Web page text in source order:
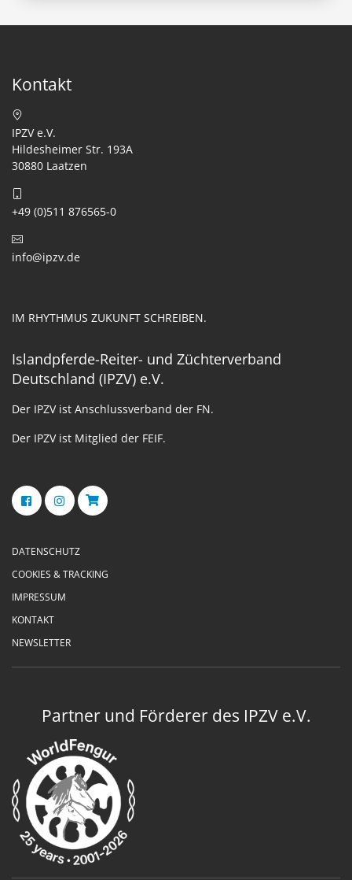
Kontakt
IPZV e.V.
Hildesheimer Str. 193A
30880 Laatzen
+49 (0)511 876565-0
info@ipzv.de
IM RHYTHMUS ZUKUNFT SCHREIBEN.
Islandpferde-Reiter- und Züchterverband
Deutschland (IPZV) e.V.
Der IPZV ist Anschlussverband der FN.
Der IPZV ist Mitglied der FEIF.
DATENSCHUTZ
COOKIES & TRACKING
IMPRESSUM
KONTAKT
NEWSLETTER
Partner und Förderer des IPZV e.V.